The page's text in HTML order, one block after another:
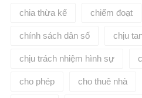
chia thừa kế chiếm đoạt
chính sách dân số chịu
chịu trách nhiệm hình sự
cho phép cho thuê nhà